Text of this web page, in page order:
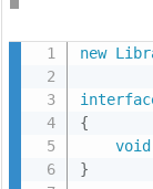
ま
new
{
void
}